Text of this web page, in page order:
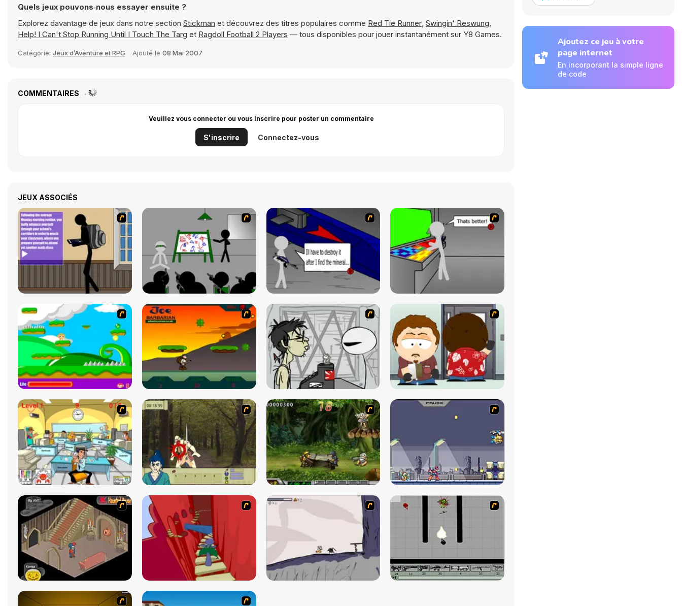
Quels jeux pouvons‑nous essayer ensuite ?
Explorez davantage de jeux dans notre section Stickman et découvrez des titres populaires comme Red Tie Runner, Swingin' Reswung,
Help! I Can't Stop Running Until I Touch The Targ et Ragdoll Football 2 Players — tous disponibles pour jouer instantanément sur Y8 Games.
Catégorie: Jeux d’Aventure et RPG Ajouté le 08 Mai 2007
COMMENTAIRES
Veuillez vous connecter ou vous inscrire pour poster un commentaire
S'inscrire Connectez-vous
JEUX ASSOCIÉS
Ajoutez ce jeu à votre
page internet
En incorporant la simple ligne
de code